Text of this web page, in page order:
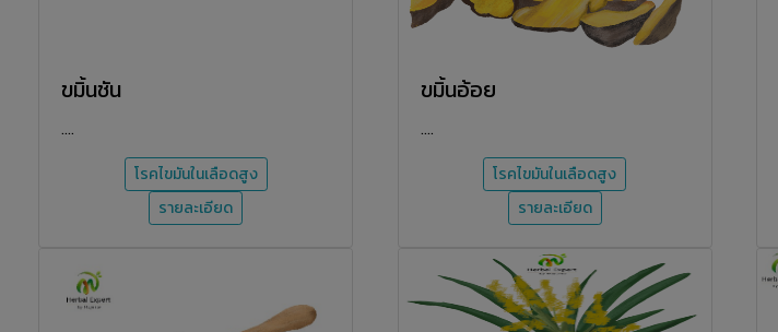
ขมิ้นชัน
....
โรคไขมันในเลือดสูง
รายละเอียด
ขมิ้นอ้อย
....
โรคไขมันในเลือดสูง
รายละเอียด